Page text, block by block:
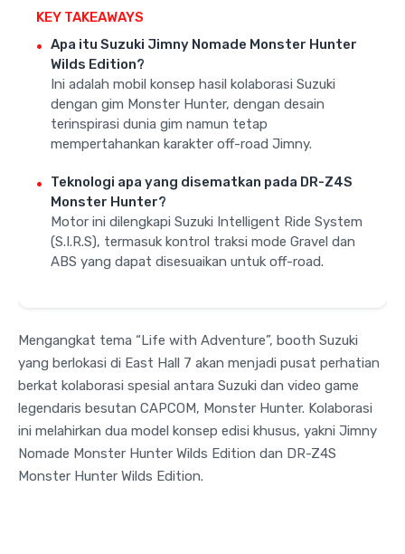
KEY TAKEAWAYS
Apa itu Suzuki Jimny Nomade Monster Hunter
Wilds Edition?
Ini adalah mobil konsep hasil kolaborasi Suzuki
dengan gim Monster Hunter, dengan desain
terinspirasi dunia gim namun tetap
mempertahankan karakter off-road Jimny.
Teknologi apa yang disematkan pada DR-Z4S
Monster Hunter?
Motor ini dilengkapi Suzuki Intelligent Ride System
(S.I.R.S), termasuk kontrol traksi mode Gravel dan
ABS yang dapat disesuaikan untuk off-road.
Mengangkat tema “Life with Adventure”, booth Suzuki
yang berlokasi di East Hall 7 akan menjadi pusat perhatian
berkat kolaborasi spesial antara Suzuki dan video game
legendaris besutan CAPCOM, Monster Hunter. Kolaborasi
ini melahirkan dua model konsep edisi khusus, yakni Jimny
Nomade Monster Hunter Wilds Edition dan DR-Z4S
Monster Hunter Wilds Edition.